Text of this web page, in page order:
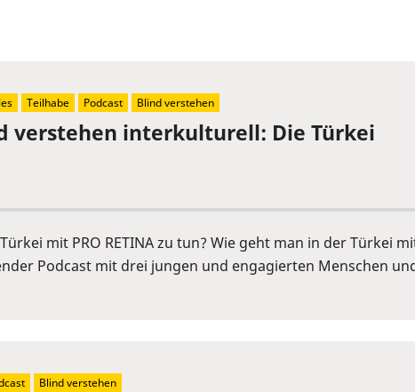
verstehen interkulturell: Die Türkei
mit PRO RETINA zu tun? Wie geht man in der Türkei
Podcast mit drei jungen und engagierten Menschen
Teilhabe Podcast Blind verstehen
Blind verstehen